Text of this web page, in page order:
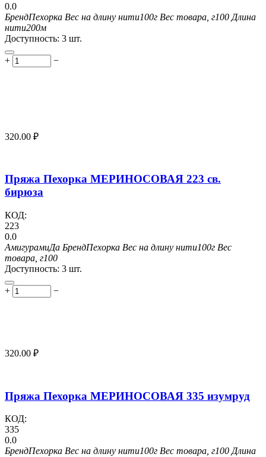
0.0
БрендПехорка Вес на длину нити100г Вес товара, г100 Длина
нити200м
Доступность: 3 шт.
+ −
320.00 ₽
Пряжа Пехорка МЕРИНОСОВАЯ 223 св.
бирюза
КОД:
223
0.0
АмигурамиДа БрендПехорка Вес на длину нити100г Вес
товара, г100
Доступность: 3 шт.
+ −
320.00 ₽
Пряжа Пехорка МЕРИНОСОВАЯ 335 изумруд
КОД:
335
0.0
БрендПехорка Вес на длину нити100г Вес товара, г100 Длина